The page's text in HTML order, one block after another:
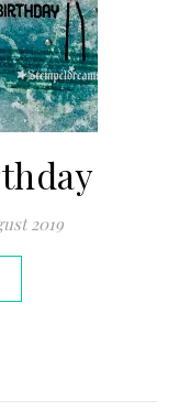
2019